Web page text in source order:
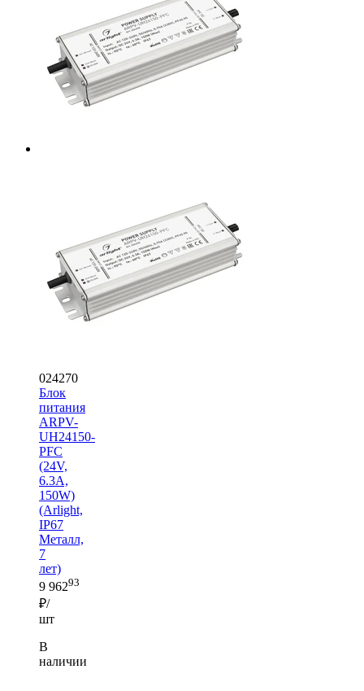
024270
Блок
питания
ARPV-
UH24150-
PFC
(24V,
6.3A,
150W)
(Arlight,
IP67
Металл,
7
лет)
9 96293
₽/
шт
В
наличии